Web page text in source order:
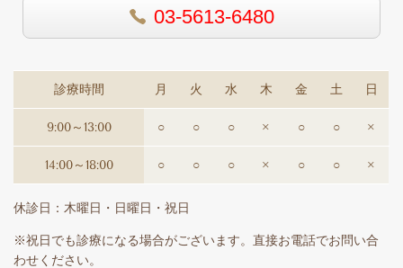
03-5613-6480
診療時間 月 火 水 木 金 土 日
9:00～13:00 ○ ○ ○ × ○ ○ ×
14:00～18:00 ○ ○ ○ × ○ ○ ×
休診日：木曜日・日曜日・祝日
※祝日でも診療になる場合がございます。直接お電話でお問い合
わせください。